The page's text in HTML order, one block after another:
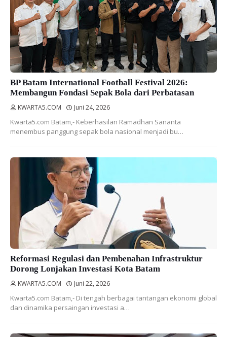
BP Batam International Football Festival 2026:
Membangun Fondasi Sepak Bola dari Perbatasan
KWARTA5.COM Juni 24, 2026
Kwarta5.com Batam,- Keberhasilan Ramadhan Sananta
menembus panggung sepak bola nasional menjadi bu…
Reformasi Regulasi dan Pembenahan Infrastruktur
Dorong Lonjakan Investasi Kota Batam
KWARTA5.COM Juni 22, 2026
Kwarta5.com Batam,- Di tengah berbagai tantangan ekonomi global
dan dinamika persaingan investasi a…